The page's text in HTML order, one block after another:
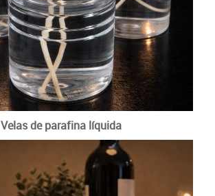
Velas de parafina líquida